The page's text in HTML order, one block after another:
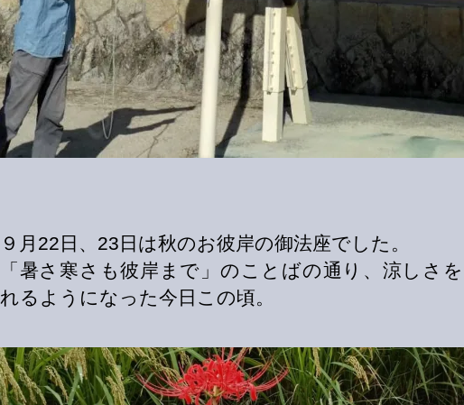
９月22日、23日は秋のお彼岸の御法座でした。
「暑さ寒さも彼岸まで」のことばの通り、涼しさ
れるようになった今日この頃。